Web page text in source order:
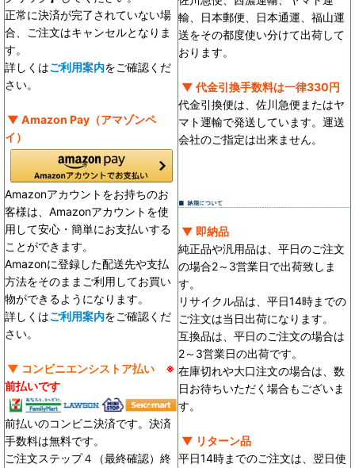
正常に決済が完了されていない場
合、ご注文はキャンセルとなりま
す。
詳しくはご利用案内をご確認くだ
さい。
▼ Amazon Pay（アマゾンペ
イ）
Amazonアカウントをお持ちのお
客様は、Amazonアカウントを使
用して安心・簡単にお支払いする
ことができます。
Amazonに登録した配送先や支払
方法をそのままご利用してお買い
物ができるようになります。
詳しくはご利用案内をご確認くだ
さい。
▼ コンビニエンシストア払い ※
前払いです
前払いのコンビニ決済です。決済
手数料は無料です。
ご注文ステップ４（最終確認）終
輸、日本郵便、日本通運、福山運
送をその都度使い分けて出荷して
おります。
▼ 代金引換手数料は一律330円
代金引換便は、佐川急便またはヤ
マト運輸で発送しています。運送
会社のご指定は出来ません。
▼ 即納品
純正品や汎用品は、平日のご注文
の場合2～3営業日で出荷致しま
す。
リサイクル品は、平日14時までの
ご注文は当日出荷になります。
互換品は、平日のご注文の場合は
2～3営業日の出荷です。
在庫切れや大口注文の場合は、数
日お待ちいただく場合もございま
す。
▼ リターン品
平日14時までのご注文は、翌日使